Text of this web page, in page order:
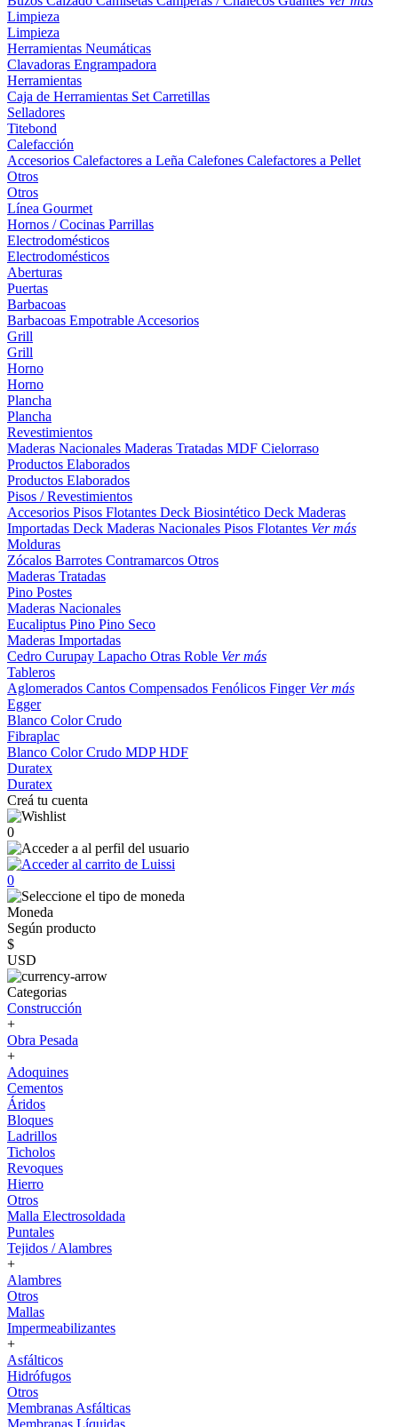
Limpieza
Limpieza
Herramientas Neumáticas
Clavadoras Engrampadora
Herramientas
Caja de Herramientas Set Carretillas
Selladores
Titebond
Calefacción
Accesorios Calefactores a Leña Calefones Calefactores a Pellet
Otros
Otros
Línea Gourmet
Hornos / Cocinas Parrillas
Electrodomésticos
Electrodomésticos
Aberturas
Puertas
Barbacoas
Barbacoas Empotrable Accesorios
Grill
Grill
Horno
Horno
Plancha
Plancha
Revestimientos
Maderas Nacionales Maderas Tratadas MDF Cielorraso
Productos Elaborados
Productos Elaborados
Pisos / Revestimientos
Accesorios Pisos Flotantes Deck Biosintético Deck Maderas
Importadas Deck Maderas Nacionales Pisos Flotantes Ver más
Molduras
Zócalos Barrotes Contramarcos Otros
Maderas Tratadas
Pino Postes
Maderas Nacionales
Eucaliptus Pino Pino Seco
Maderas Importadas
Cedro Curupay Lapacho Otras Roble Ver más
Tableros
Aglomerados Cantos Compensados Fenólicos Finger Ver más
Egger
Blanco ColorCrudo
Fibraplac
Blanco ColorCrudo MDPHDF
Duratex
Duratex
Creá tu cuenta
0
0
Moneda
Según producto
$
USD
Categorias
Construcción
+
Obra Pesada
+
Adoquines
Cementos
Áridos
Bloques
Ladrillos
Ticholos
Revoques
Hierro
Otros
Malla Electrosoldada
Puntales
Tejidos / Alambres
+
Alambres
Otros
Mallas
Impermeabilizantes
+
Asfálticos
Hidrófugos
Otros
Membranas Asfálticas
Membranas Líquidas